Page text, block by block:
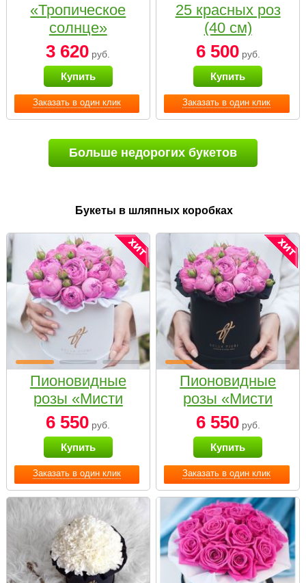
Заказать в один клик
«Тропическое
солнце»
3 620 руб.
Купить
Заказать в один клик
25 красных роз
(40 см)
6 500руб.
Купить
Больше недорогих букетов
Букеты в шляпных коробках
Заказать в один клик
Пионовидные
розы «Мисти
бабблс» в белой
коробке Small
6 550 руб.
Купить
Заказать в один клик
Пионовидные
розы «Мисти
бабблс» в
черной коробке
Small
6 550руб.
Купить